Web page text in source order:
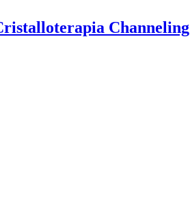
Channeling